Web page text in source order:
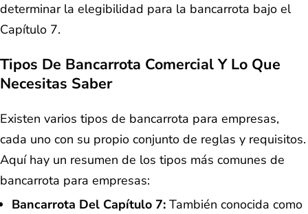
determinar la elegibilidad para la bancarrota bajo el
Capítulo 7.
Tipos De Bancarrota Comercial Y Lo Que
Necesitas Saber
Existen varios tipos de bancarrota para empresas,
cada uno con su propio conjunto de reglas y requisitos.
Aquí hay un resumen de los tipos más comunes de
bancarrota para empresas:
Bancarrota Del Capítulo 7: También conocida como